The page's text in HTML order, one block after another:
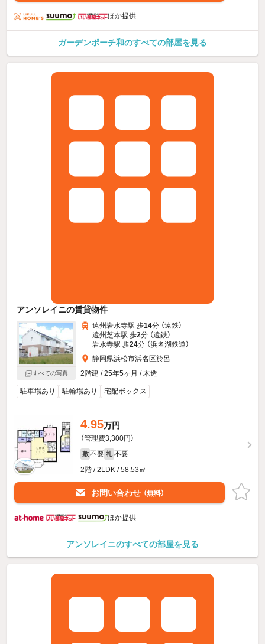
ほか提供
ガーデンポーチ和のすべての部屋を見る
アンソレイニの賃貸物件
すべての写真
遠州岩水寺駅 歩14分 （遠鉄）
遠州芝本駅 歩2分 （遠鉄）
岩水寺駅 歩24分 （浜名湖鉄道）
静岡県浜松市浜名区於呂
2階建 / 25年5ヶ月 / 木造
駐車場あり 駐輪場あり 宅配ボックス
4.95万円
（管理費3,300円）
敷 不要 礼 不要
2階 / 2LDK / 58.53㎡
お問い合わせ （無料）
ほか提供
アンソレイニのすべての部屋を見る